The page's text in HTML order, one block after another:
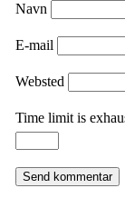
Navn
E-mail
Websted
Time limit is